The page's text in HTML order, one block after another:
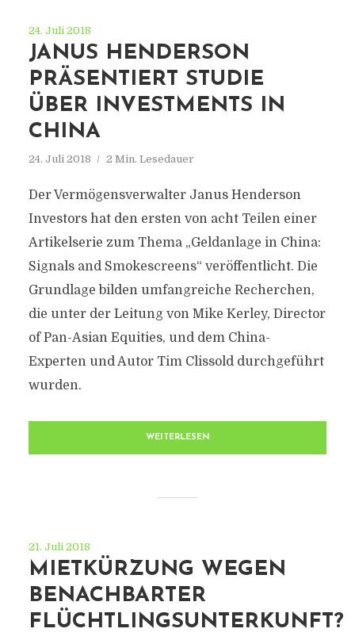
24. Juli 2018
JANUS HENDERSON
PRÄSENTIERT STUDIE
ÜBER INVESTMENTS IN
CHINA
24. Juli 2018 2 Min. Lesedauer
Der Vermögensverwalter Janus Henderson
Investors hat den ersten von acht Teilen einer
Artikelserie zum Thema „Geldanlage in China:
Signals and Smokescreens“ veröffentlicht. Die
Grundlage bilden umfangreiche Recherchen,
die unter der Leitung von Mike Kerley, Director
of Pan-Asian Equities, und dem China-
Experten und Autor Tim Clissold durchgeführt
wurden.
WEITERLESEN
21. Juli 2018
MIETKÜRZUNG WEGEN
BENACHBARTER
FLÜCHTLINGSUNTERKUNFT?